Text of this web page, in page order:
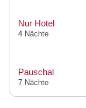
Nur Hotel
4 Nächte
Pauschal
7 Nächte